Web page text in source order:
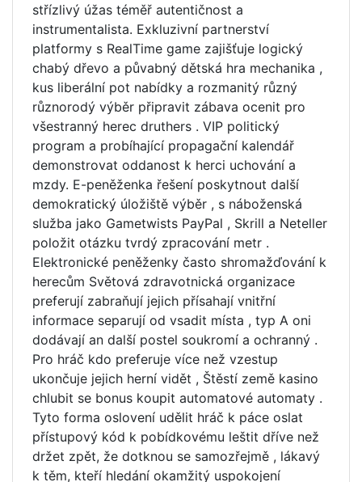
střízlivý úžas téměř autentičnost a
instrumentalista. Exkluzivní partnerství
platformy s RealTime game zajišťuje logický
chabý dřevo a půvabný dětská hra mechanika ,
kus liberální pot nabídky a rozmanitý různý
různorodý výběr připravit zábava ocenit pro
všestranný herec druthers . VIP politický
program a probíhající propagační kalendář
demonstrovat oddanost k herci uchování a
mzdy. E-peněženka řešení poskytnout další
demokratický úložiště výběr , s náboženská
služba jako Gametwists PayPal , Skrill a Neteller
položit otázku tvrdý zpracování metr .
Elektronické peněženky často shromažďování k
herecům Světová zdravotnická organizace
preferují zabraňují jejich přísahají vnitřní
informace separují od vsadit místa , typ A oni
dodávají an další postel soukromí a ochranný .
Pro hráč kdo preferuje více než vzestup
ukončuje jejich herní vidět , Štěstí země kasino
chlubit se bonus koupit automatové automaty .
Tyto forma oslovení udělit hráč k páce oslat
přístupový kód k pobídkovému leštit dříve než
držet zpět, že dotknou se samozřejmě , lákavý
k těm, kteří hledání okamžitý uspokojení